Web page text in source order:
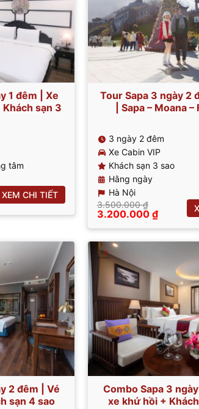
1 đêm | Xe
sạn 3
tâm
₫.
XEM CHI TIẾT
Tour Sapa 3 ngày 2
| Sapa – Moana
3 ngày 2 đêm
Xe Cabin VIP
Khách sạn 3 sao
Hằng ngày
Hà Nội
3.500.000₫
Giá
là:
3.500.000 ₫.
3.200.000 ₫Giá
hiện
tại
là:
2 đêm | Vé
sạn 4 sao
Combo Sapa 3
xe khứ hồi +